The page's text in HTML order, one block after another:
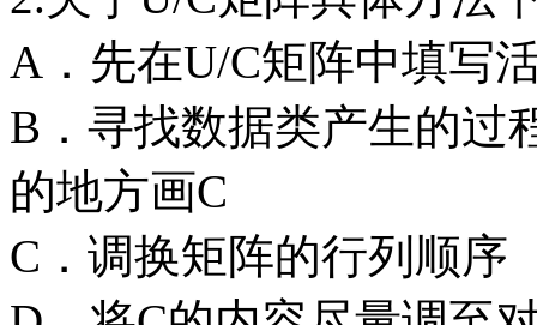
A．先在U/C矩阵中填写
B．寻找数据类产生的过
的地方画C
C．调换矩阵的行列顺序